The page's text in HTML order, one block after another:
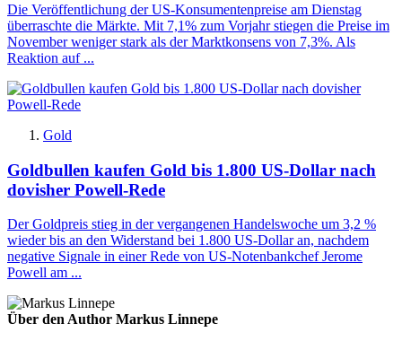
Die Veröffentlichung der US-Konsumentenpreise am Dienstag
überraschte die Märkte. Mit 7,1% zum Vorjahr stiegen die Preise im
November weniger stark als der Marktkonsens von 7,3%. Als
Reaktion auf ...
Gold
Goldbullen kaufen Gold bis 1.800 US-Dollar nach
dovisher Powell-Rede
Der Goldpreis stieg in der vergangenen Handelswoche um 3,2 %
wieder bis an den Widerstand bei 1.800 US-Dollar an, nachdem
negative Signale in einer Rede von US-Notenbankchef Jerome
Powell am ...
Über den Author Markus Linnepe